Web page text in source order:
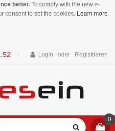
better. To comply with the new e-
consent to set the cookies. Learn more.
Login Registrieren
0